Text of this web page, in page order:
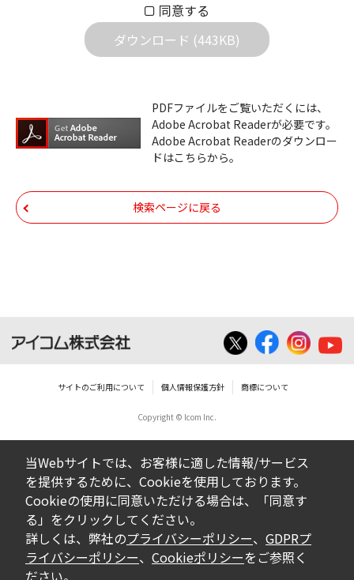
社は一切の責任を負いません。また、ファイ
ルの内容などの変更は一切行わないでくださ
機器のコントロールコマンドの仕様書、およ
びその他すべてのダウンロードファイルにつ
いての著作権を含むすべての権利は、アイコ
帰属します。ダウンロードしたファイルは、
個人で使用される以外にはご使用できませ
せんのでご了承ください。
告なく改良及び変更される場合があります。
ダウンロードサービスに掲載していますBIOS/
ファームウェアデータにつきましては、パソ
コンの基本システムを制御する重要なデータ
ですから、データの書換中に誤操作や中断に
よって失敗した場合、パソコンが正常に動作
しなくなります。お客様がBIOS/ファームウェ
アデータの書換に失敗され、正常に動作しな
同意する
ダウンロード (443KB)
PDFファイルをご覧いただくには、
Adobe Acrobat Readerが必要です。
Adobe Acrobat Readerのダウンロー
ドはこちらから。
検索ページに戻る
サイトのご利用について 個人情報保護方針 商標について
Copyright © Icom Inc.
当Webサイトでは、お客様に適した情報/サービス
を提供するために、Cookieを使用しております。
Cookieの使用に同意いただける場合は、「同意す
る」をクリックしてください。
詳しくは、弊社のプライバシーポリシー、 GDPRプ
ライバシーポリシー、 Cookieポリシーをご参照く
ださい。